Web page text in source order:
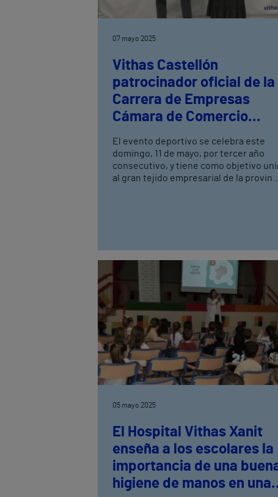
07 mayo 2025
Vithas Castellón
patrocinador oficial de la
Carrera de Empresas
Cámara de Comercio
Castellón
El evento deportivo se celebra este
domingo, 11 de mayo, por tercer año
consecutivo, y tiene como objetivo
al gran tejido empresarial de la
como prestaciones sanitarias
adaptadas a revisiones cardiológicas,
del pie y de traumatología.
05 mayo 2025
El Hospital Vithas Xanit
enseña a los escolares la
importancia de una
higiene de manos en una